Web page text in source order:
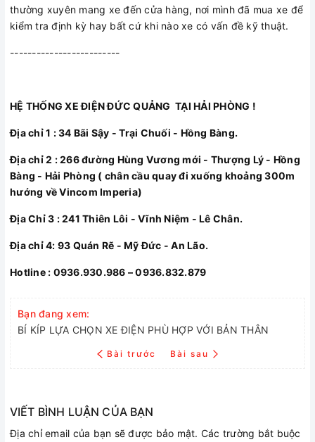
thường xuyên mang xe đến cửa hàng, nơi mình đã mua xe để
kiểm tra định kỳ hay bất cứ khi nào xe có vấn đề kỹ thuật.
-------------------------
HỆ THỐNG XE ĐIỆN ĐỨC QUẢNG TẠI HẢI PHÒNG !
Địa chỉ 1 : 34 Bãi Sậy - Trại Chuối - Hồng Bàng.
Địa chỉ 2 : 266 đường Hùng Vương mới - Thượng Lý - Hồng
Bàng - Hải Phòng ( chân cầu quay đi xuống khoảng 300m
hướng về Vincom Imperia)
Địa Chỉ 3 : 241 Thiên Lôi - Vĩnh Niệm - Lê Chân.
Địa chỉ 4: 93 Quán Rẽ - Mỹ Đức - An Lão.
Hotline : 0936.930.986 – 0936.832.879
Bạn đang xem:
BÍ KÍP LỰA CHỌN XE ĐIỆN PHÙ HỢP VỚI BẢN THÂN
Bài trước Bài sau
VIẾT BÌNH LUẬN CỦA BẠN
Địa chỉ email của bạn sẽ được bảo mật. Các trường bắt buộc